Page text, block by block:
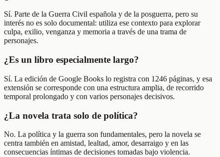
Sí. Parte de la Guerra Civil española y de la posguerra, pero su
interés no es solo documental: utiliza ese contexto para explorar
culpa, exilio, venganza y memoria a través de una trama de
personajes.
¿Es un libro especialmente largo?
Sí. La edición de Google Books lo registra con 1246 páginas, y esa
extensión se corresponde con una estructura amplia, de recorrido
temporal prolongado y con varios personajes decisivos.
¿La novela trata solo de política?
No. La política y la guerra son fundamentales, pero la novela se
centra también en amistad, lealtad, amor, desarraigo y en las
consecuencias íntimas de decisiones tomadas bajo violencia.